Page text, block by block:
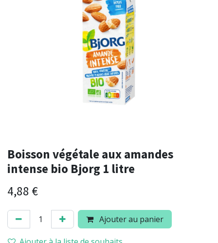
Boisson végétale aux amandes
intense bio Bjorg 1 litre
4,88 €
Ajouter au panier